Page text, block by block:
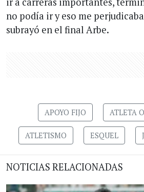
no podía ir y eso me
subrayó en el final Arbe.
APOYO FIJO ATLETA
ATLETISMO ESQUEL
NOTICIAS RELACIONADAS